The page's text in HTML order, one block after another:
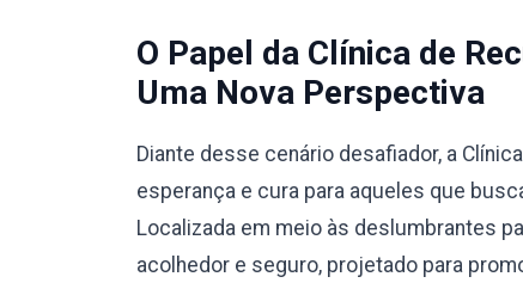
O Papel da Clínica de
Uma Nova Perspectiva
Diante desse cenário desafiador, a
esperança e cura para aqueles que
Localizada em meio às deslumbrantes
acolhedor e seguro, projetado para